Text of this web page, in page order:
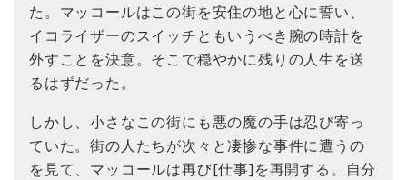
た。マッコールはこの街を安住の地と心に誓い、
イコライザーのスイッチともいうべき腕の時計を
外すことを決意。そこで穏やかに残りの人生を送
るはずだった。
しかし、小さなこの街にも悪の魔の手は忍び寄っ
ていた。街の人たちが次々と凄惨な事件に遭うの
を見て、マッコールは再び[仕事]を再開する。自分